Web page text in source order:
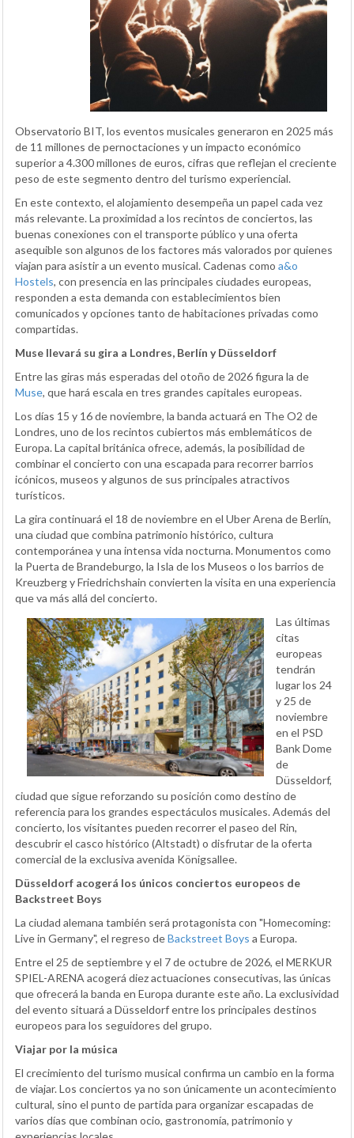
Observatorio BIT, los eventos musicales generaron en 2025 más
de 11 millones de pernoctaciones y un impacto económico
superior a 4.300 millones de euros, cifras que reflejan el creciente
peso de este segmento dentro del turismo experiencial.
En este contexto, el alojamiento desempeña un papel cada vez
más relevante. La proximidad a los recintos de conciertos, las
buenas conexiones con el transporte público y una oferta
asequible son algunos de los factores más valorados por quienes
viajan para asistir a un evento musical. Cadenas como a&o
Hostels, con presencia en las principales ciudades europeas,
responden a esta demanda con establecimientos bien
comunicados y opciones tanto de habitaciones privadas como
compartidas.
Muse llevará su gira a Londres, Berlín y Düsseldorf
Entre las giras más esperadas del otoño de 2026 figura la de
Muse, que hará escala en tres grandes capitales europeas.
Los días 15 y 16 de noviembre, la banda actuará en The O2 de
Londres, uno de los recintos cubiertos más emblemáticos de
Europa. La capital británica ofrece, además, la posibilidad de
combinar el concierto con una escapada para recorrer barrios
icónicos, museos y algunos de sus principales atractivos
turísticos.
La gira continuará el 18 de noviembre en el Uber Arena de Berlín,
una ciudad que combina patrimonio histórico, cultura
contemporánea y una intensa vida nocturna. Monumentos como
la Puerta de Brandeburgo, la Isla de los Museos o los barrios de
Kreuzberg y Friedrichshain convierten la visita en una experiencia
que va más allá del concierto.
Las últimas
citas
europeas
tendrán
lugar los 24
y 25 de
noviembre
en el PSD
Bank Dome
de
Düsseldorf,
ciudad que sigue reforzando su posición como destino de
referencia para los grandes espectáculos musicales. Además del
concierto, los visitantes pueden recorrer el paseo del Rin,
descubrir el casco histórico (Altstadt) o disfrutar de la oferta
comercial de la exclusiva avenida Königsallee.
Düsseldorf acogerá los únicos conciertos europeos de
Backstreet Boys
La ciudad alemana también será protagonista con "Homecoming:
Live in Germany", el regreso deBackstreet Boys a Europa.
Entre el 25 de septiembre y el 7 de octubre de 2026, el MERKUR
SPIEL-ARENA acogerá diez actuaciones consecutivas, las únicas
que ofrecerá la banda en Europa durante este año. La exclusividad
del evento situará a Düsseldorf entre los principales destinos
europeos para los seguidores del grupo.
Viajar por la música
El crecimiento del turismo musical confirma un cambio en la forma
de viajar. Los conciertos ya no son únicamente un acontecimiento
cultural, sino el punto de partida para organizar escapadas de
varios días que combinan ocio, gastronomía, patrimonio y